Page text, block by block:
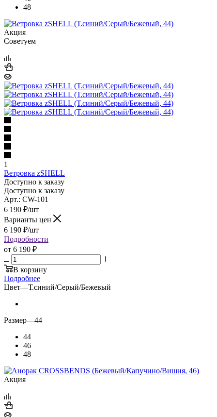
48
Акция
Советуем
1
Ветровка zSHELL
Доступно к заказу
Доступно к заказу
Арт.: CW-101
6 190 ₽/шт
Варианты цен
6 190 ₽/шт
Подробности
от 6 190 ₽
В корзину
Подробнее
Цвет—Т.синий/Серый/Бежевый
Размер—44
44
46
48
Акция